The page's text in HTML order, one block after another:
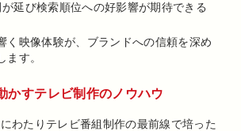
延び検索順位への好影響が期待できる
く映像体験が、ブランドへの信頼を深め
ます。
かすテレビ制作のノウハウ
わたりテレビ番組制作の最前線で培った